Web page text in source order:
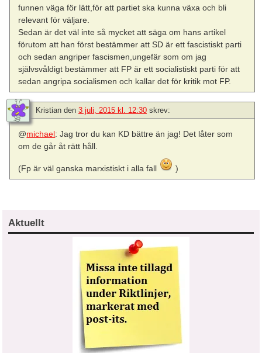
funnen väga för lätt,för att partiet ska kunna växa och bli
relevant för väljare.
Sedan är det väl inte så mycket att säga om hans artikel
förutom att han först bestämmer att SD är ett fascistiskt parti
och sedan angriper fascismen,ungefär som om jag
självsvåldigt bestämmer att FP är ett socialistiskt parti för att
sedan angripa socialismen och kallar det för kritik mot FP.
Kristian den 3 juli, 2015 kl. 12:30 skrev:
@michael: Jag tror du kan KD bättre än jag! Det låter som
om de går åt rätt håll.
(Fp är väl ganska marxistiskt i alla fall )
Aktuellt